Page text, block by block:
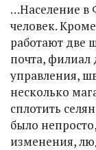
…Население в
человек.
работают две
почта, филиал
управления,
несколько
сплотить
было
изменения,